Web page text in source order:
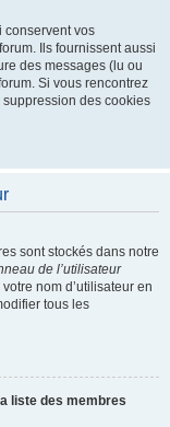
conservent vos
Ils fournissent aussi
des messages (lu ou
Si vous rencontrez
des cookies
sont stockés dans notre
de l’utilisateur
nom d’utilisateur en
tous les
liste des membres